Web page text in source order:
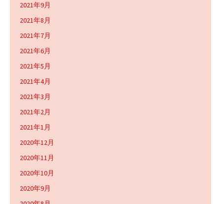
2021年9月
2021年8月
2021年7月
2021年6月
2021年5月
2021年4月
2021年3月
2021年2月
2021年1月
2020年12月
2020年11月
2020年10月
2020年9月